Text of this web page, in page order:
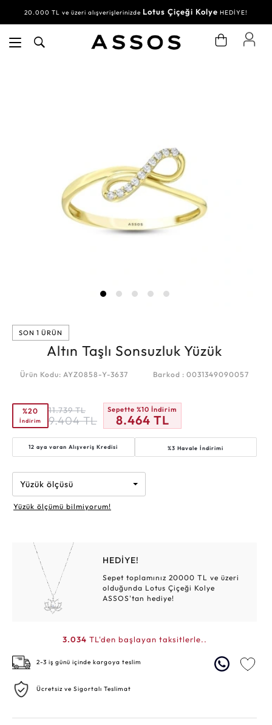
20.000 TL ve üzeri alışverişlerinizde Lotus Çiçeği Kolye HEDİYE!
SON 1 ÜRÜN
Altın Taşlı Sonsuzluk Yüzük
Ürün Kodu: AYZ0858-Y-3637 Barkod : 0031349090057
%20
İndirim
11.739 TL
9.404 TL
Sepette %10 İndirim
8.464 TL
12 aya varanAlışveriş Kredisi %3 Havale İndirimi
Yüzük ölçüsü
Yüzük ölçümü bilmiyorum!
HEDİYE!
Sepet toplamınız 20000 TL ve üzeri
olduğunda Lotus Çiçeği Kolye
ASSOS'tan hediye!
3.034 TL'den başlayan taksitlerle..
2-3 iş günü içinde kargoya teslim
Ücretsiz ve Sigortalı Teslimat